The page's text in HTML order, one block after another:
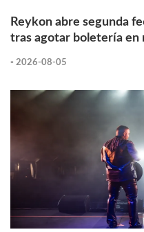
Reykon abre segunda
tras agotar boletería en
- 2026-08-05